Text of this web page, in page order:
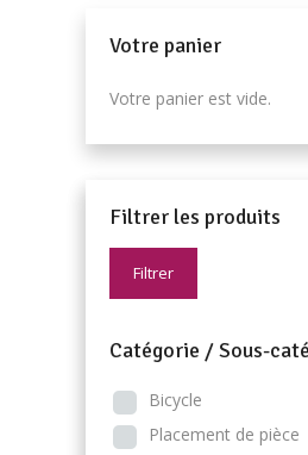
Votre panier
Votre panier est vide.
Filtrer les produits
Filtrer
Catégorie / Sous-
Bicycle
Placement de pièce